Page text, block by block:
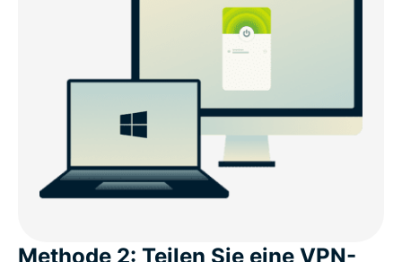
Methode 2: Teilen Sie eine VPN-